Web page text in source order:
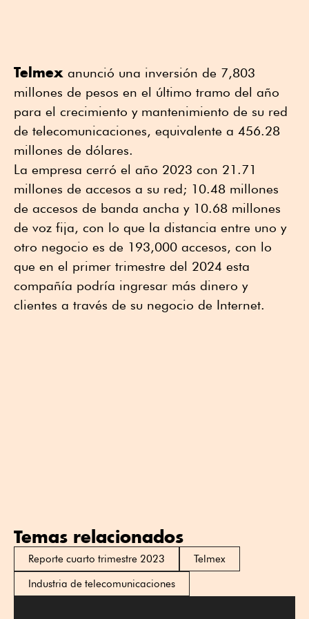
Telmex anunció una inversión de 7,803
millones de pesos en el último tramo del año
para el crecimiento y mantenimiento de su red
de telecomunicaciones, equivalente a 456.28
millones de dólares.
La empresa cerró el año 2023 con 21.71
millones de accesos a su red; 10.48 millones
de accesos de banda ancha y 10.68 millones
de voz fija, con lo que la distancia entre uno y
otro negocio es de 193,000 accesos, con lo
que en el primer trimestre del 2024 esta
compañía podría ingresar más dinero y
clientes a través de su negocio de Internet.
Temas relacionados
Reporte cuarto trimestre 2023
Telmex
Industria de telecomunicaciones